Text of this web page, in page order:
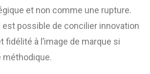
et non comme une rupture.
est possible de concilier innovation
fidélité à l’image de marque si
méthodique.